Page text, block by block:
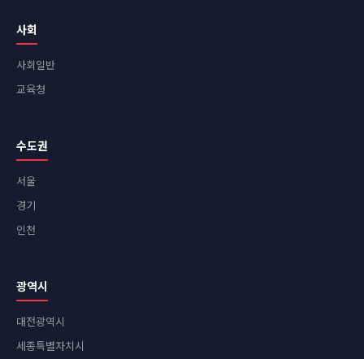
사회
사회일반
교육청
수도권
서울
경기
인천
광역시
대전광역시
세종특별자치시